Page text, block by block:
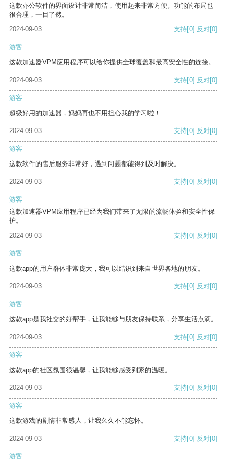
这款办公软件的界面设计非常简洁，使用起来非常方便。功能的布局也
很合理，一目了然。
2024-09-03
支持[0] 反对[0]
游客
这款加速器VPM应用程序可以给你提供全球覆盖和最高安全性的连接。
2024-09-03 支持[0] 反对[0]
游客
超级好用的加速器，妈妈再也不用担心我的学习啦！
2024-09-03 支持[0] 反对[0]
游客
这款软件的售后服务非常好，遇到问题都能得到及时解决。
2024-09-03 支持[0] 反对[0]
游客
这款加速器VPM应用程序已经为我们带来了无限的流畅体验和安全性保
护。
2024-09-03
支持[0] 反对[0]
游客
这款app的用户群体非常庞大，我可以结识到来自世界各地的朋友。
2024-09-03 支持[0] 反对[0]
游客
这款app是我社交的好帮手，让我能够与朋友保持联系，分享生活点滴。
2024-09-03 支持[0] 反对[0]
游客
这款app的社区氛围很温馨，让我能够感受到家的温暖。
2024-09-03 支持[0] 反对[0]
游客
这款游戏的剧情非常感人，让我久久不能忘怀。
2024-09-03 支持[0] 反对[0]
游客